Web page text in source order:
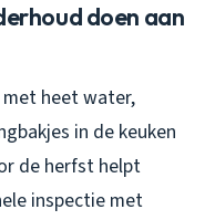
doen aan
heet water,
in de keuken
de herfst helpt
inspectie met